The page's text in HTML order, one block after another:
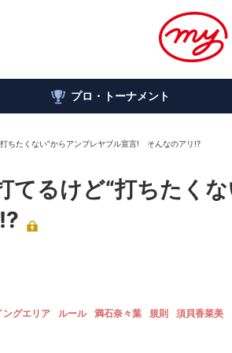
プロ・トーナメント
打ちたくない”からアンプレヤブル宣言! そんなのアリ!?
てるけど“打ちたく
ングエリア ルール 満石奈々葉 規則 須貝香菜美